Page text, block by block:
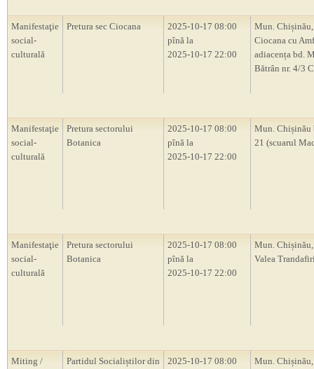
Manifestaţie
social-
culturală
Pretura sec Ciocana
2025-10-17 08:00
pînă la
2025-10-17 22:00
Mun.
Ciocana cu
adiacența bd.
Bătrân nr. 4/3
Manifestaţie
social-
culturală
Pretura sectorului
Botanica
2025-10-17 08:00
pînă la
2025-10-17 22:00
Mun. Chișinău
21 (scuarul
Manifestaţie
social-
culturală
Pretura sectorului
Botanica
2025-10-17 08:00
pînă la
2025-10-17 22:00
Mun.
Valea
Miting /
Partidul Socialiștilor din
2025-10-17 08:00
Mun. Chișinău,